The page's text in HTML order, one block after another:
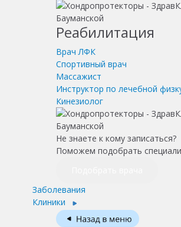
Реабилитация
Врач ЛФК
Спортивный врач
Массажист
Инструктор по лечебной
Кинезиолог
Не знаете к кому записаться?
Поможем подобрать
Заболевания
Клиники